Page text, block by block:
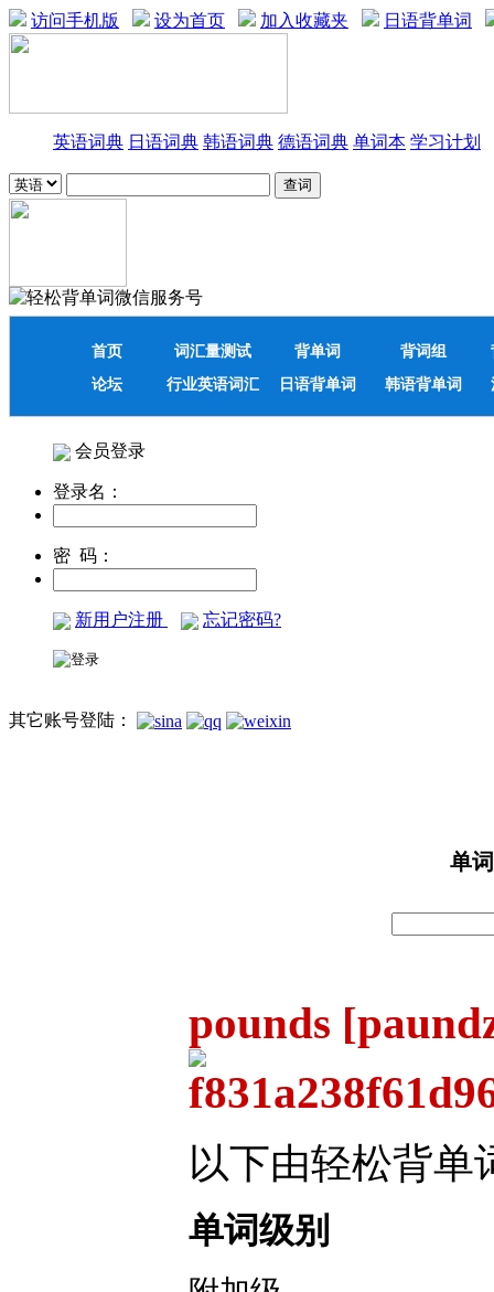
访问手机版 设为首页 加入收藏夹 日语背单词
英语词典 日语词典 韩语词典 德语词典 单词本 学习计划
首页 词汇量测试 背单词 背词组
论坛
行业英语词汇 日语背单词 韩语背单词
会员登录
登录名：
密 码：
新用户注册 忘记密码?
其它账号登陆：
单
pounds
以下由轻松背单
单词级别